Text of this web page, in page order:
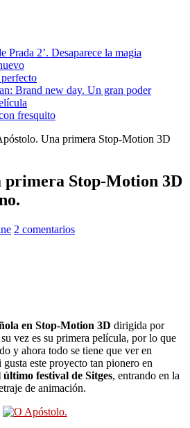
Prada 2’. Desaparece la magia
Brand new day. Un gran poder
fresquito
Una primera Stop-Motion 3D
primera Stop-Motion 3D
2 comentarios
en Stop-Motion 3D dirigida por
su vez es su primera película, por lo que
y ahora todo se tiene que ver en
este proyecto tan pionero en
último festival de Sitges, entrando en la
de animación.